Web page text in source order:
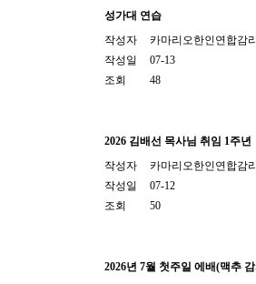
성가대 연습
작성자
카마리오한인연합감
작성일
07-13
조회
48
2026 김배선 목사님 취임 1주년
작성자
카마리오한인연합감
작성일
07-12
조회
50
2026년 7월 첫주일 에배(맥추